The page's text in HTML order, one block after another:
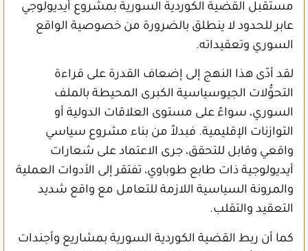
مستقبل القضية الكوردية السورية بمشروع أيديولوجي
عابر للحدود لا ينطلق بالضرورة من خصوصية الواقع
السوري وتعقيداته.
لقد أدّى هذا النهج إلى إضعاف القدرة على قراءة
التحوُّلات الجيوسياسية الكبرى المحيطة بالملف
السوري، سواءً على مستوى العلاقات الدولية أو
التوازنات الإقليمية. فبدلاً من بناء مشروع سياسي
واقعي وقابل للتحقق، جرى الاعتماد على شعارات
أيديولوجية ذات طابع طوباوي، تفتقر إلى الأدوات العملية
والمرونة السياسية اللازمة للتعامل مع واقع شديد
التعقيد والتقلب.
كما أن ربط القضية الكوردية السورية بمشاريع وأجندات